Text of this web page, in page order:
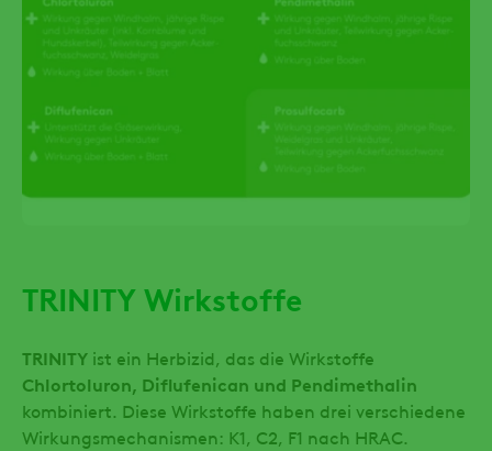
TRINITY Wirkstoffe
TRINITY ist ein Herbizid, das die Wirkstoffe
Chlortoluron, Diflufenican und Pendimethalin
kombiniert. Diese Wirkstoffe haben drei verschiedene
Wirkungsmechanismen: K1, C2, F1 nach HRAC.